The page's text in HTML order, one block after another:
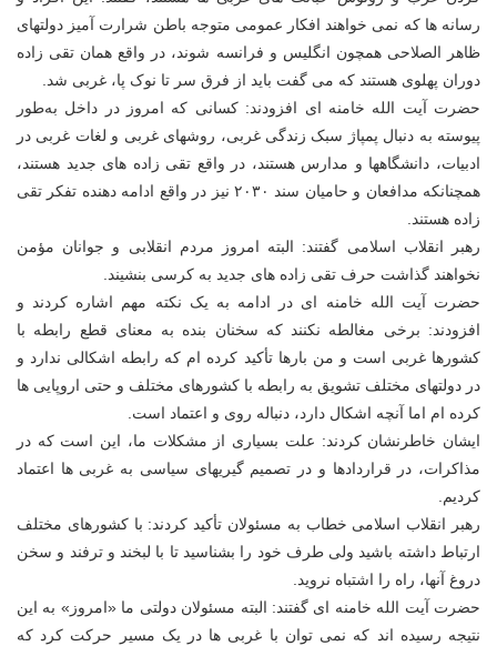
رسانه ها که نمی خواهند افکار عمومی متوجه باطن شرارت آمیز دولتهای
ظاهر الصلاحی همچون انگلیس و فرانسه شوند، در واقع همان تقی زاده
دوران پهلوی هستند که می گفت باید از فرق سر تا نوک پا، غربی شد.
حضرت آیت الله خامنه ای افزودند: کسانی که امروز در داخل به‌طور
پیوسته به دنبال پمپاژ سبک زندگی غربی، روشهای غربی و لغات غربی در
ادبیات، دانشگاهها و مدارس هستند، در واقع تقی زاده های جدید هستند،
همچنانکه مدافعان و حامیان سند ۲۰۳۰ نیز در واقع ادامه دهنده تفکر تقی
زاده هستند.
رهبر انقلاب اسلامی گفتند: البته امروز مردم انقلابی و جوانان مؤمن
نخواهند گذاشت حرف تقی زاده های جدید به کرسی بنشیند.
حضرت آیت الله خامنه ای در ادامه به یک نکته مهم اشاره کردند و
افزودند: برخی مغالطه نکنند که سخنان بنده به معنای قطع رابطه با
کشورها غربی است و من بارها تأکید کرده ام که رابطه اشکالی ندارد و
در دولتهای مختلف تشویق به رابطه با کشورهای مختلف و حتی اروپایی ها
کرده ام اما آنچه اشکال دارد، دنباله روی و اعتماد است.
ایشان خاطرنشان کردند: علت بسیاری از مشکلات ما، این است که در
مذاکرات، در قراردادها و در تصمیم گیریهای سیاسی به غربی ها اعتماد
کردیم.
رهبر انقلاب اسلامی خطاب به مسئولان تأکید کردند: با کشورهای مختلف
ارتباط داشته باشید ولی طرف خود را بشناسید تا با لبخند و ترفند و سخن
دروغ آنها، راه را اشتباه نروید.
حضرت آیت الله خامنه ای گفتند: البته مسئولان دولتی ما «امروز» به این
نتیجه رسیده اند که نمی توان با غربی ها در یک مسیر حرکت کرد که